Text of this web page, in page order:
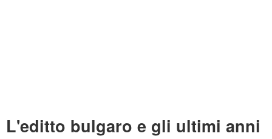
L'editto bulgaro e gli ultimi anni